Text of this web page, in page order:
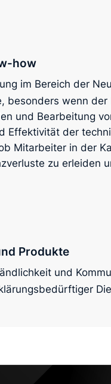
how
im Bereich der
besonders wenn
und Bearbeitung
Effektivität der
Mitarbeiter in der
zu erleiden
Produkte
und